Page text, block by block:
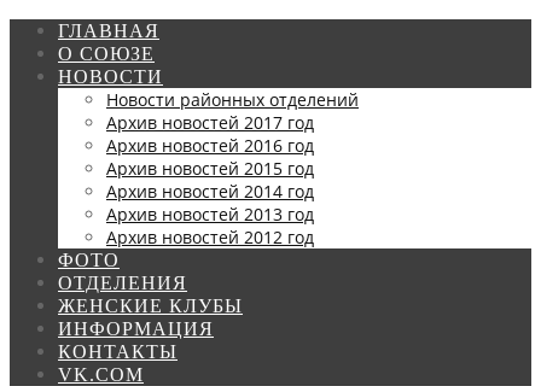
ГЛАВНАЯ
О СОЮЗЕ
НОВОСТИ
Новости районных отделений
Архив новостей 2017 год
Архив новостей 2016 год
Архив новостей 2015 год
Архив новостей 2014 год
Архив новостей 2013 год
Архив новостей 2012 год
ФОТО
ОТДЕЛЕНИЯ
ЖЕНСКИЕ КЛУБЫ
ИНФОРМАЦИЯ
КОНТАКТЫ
VK.COM